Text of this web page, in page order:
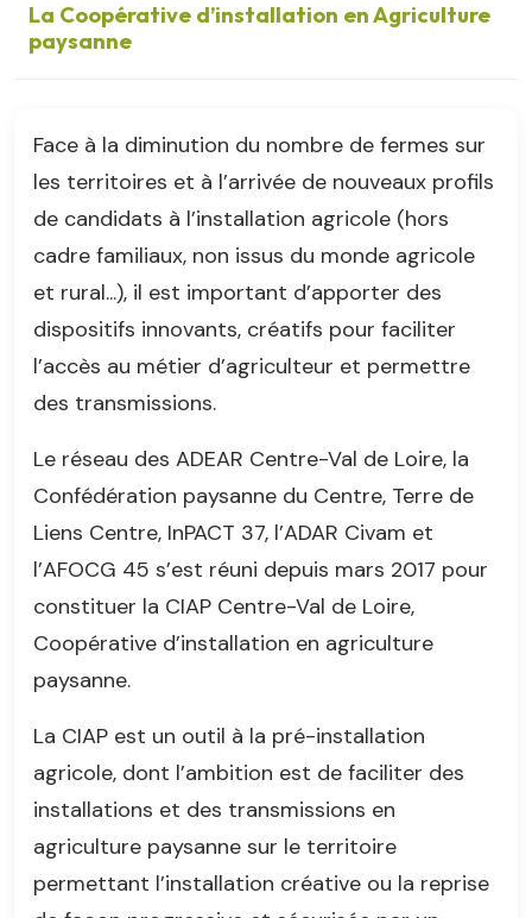
La Coopérative d’installation en Agriculture
paysanne
Face à la diminution du nombre de fermes sur
les territoires et à l’arrivée de nouveaux profils
de candidats à l’installation agricole (hors
cadre familiaux, non issus du monde agricole
et rural...), il est important d’apporter des
dispositifs innovants, créatifs pour faciliter
l’accès au métier d’agriculteur et permettre
des transmissions.
Le réseau des ADEAR Centre-Val de Loire, la
Confédération paysanne du Centre, Terre de
Liens Centre, InPACT 37, l’ADAR Civam et
l’AFOCG 45 s’est réuni depuis mars 2017 pour
constituer la CIAP Centre-Val de Loire,
Coopérative d’installation en agriculture
paysanne.
La CIAP est un outil à la pré-installation
agricole, dont l’ambition est de faciliter des
installations et des transmissions en
agriculture paysanne sur le territoire
permettant l’installation créative ou la reprise